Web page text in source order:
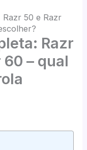
50 e Razr
Razr
60 – qual